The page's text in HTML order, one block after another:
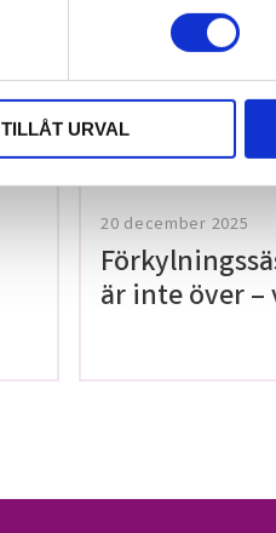
TILLÅT URVAL
20 december 2025
är inte över –